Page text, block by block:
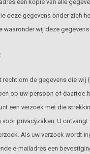
een kopie van alle
deze gegevens onder zich
waaronder wij deze
recht om de gegevens die wij
op uw persoon of daartoe
een verzoek met die
privacyzaken. U ontvangt
Als uw verzoek wordt
e-mailadres een